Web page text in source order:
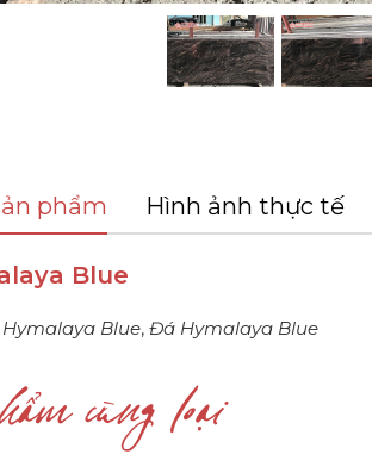
phẩm Hình ảnh thực tế
Blue
Hymalaya Blue, Đá Hymalaya Blue
cùng loại